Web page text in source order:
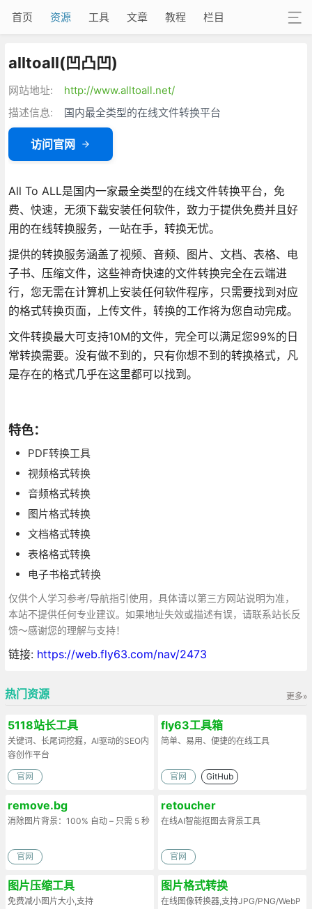
首页 资源 工具 文章 教程 栏目
alltoall(凹凸凹)
网站地址:
http://www.alltoall.net/
描述信息:
国内最全类型的在线文件转换平台
访问官网
All To ALL是国内一家最全类型的在线文件转换平台，免
费、快速，无须下载安装任何软件，致力于提供免费并且好
用的在线转换服务，一站在手，转换无忧。
提供的转换服务涵盖了视频、音频、图片、文档、表格、电
子书、压缩文件，这些神奇快速的文件转换完全在云端进
行，您无需在计算机上安装任何软件程序，只需要找到对应
的格式转换页面，上传文件，转换的工作将为您自动完成。
文件转换最大可支持10M的文件，完全可以满足您99%的日
常转换需要。没有做不到的，只有你想不到的转换格式，凡
是存在的格式几乎在这里都可以找到。
特色：
PDF转换工具
视频格式转换
音频格式转换
图片格式转换
文档格式转换
表格格式转换
电子书格式转换
仅供个人学习参考/导航指引使用，具体请以第三方网站说明为准，
本站不提供任何专业建议。如果地址失效或描述有误，请联系站长反
馈～感谢您的理解与支持！
链接: https://web.fly63.com/nav/2473
更多»
热门资源
5118站长工具
关键词、长尾词挖掘，AI驱动的SEO内
容创作平台
官网
fly63工具箱
简单、易用、便捷的在线工具
官网 GitHub
remove.bg
消除图片背景：100% 自动 – 只需 5 秒
官网
retoucher
在线AI智能抠图去背景工具
官网
图片压缩工具
免费减小图片大小,支持
图片格式转换
在线图像转换器,支持JPG/PNG/WebP